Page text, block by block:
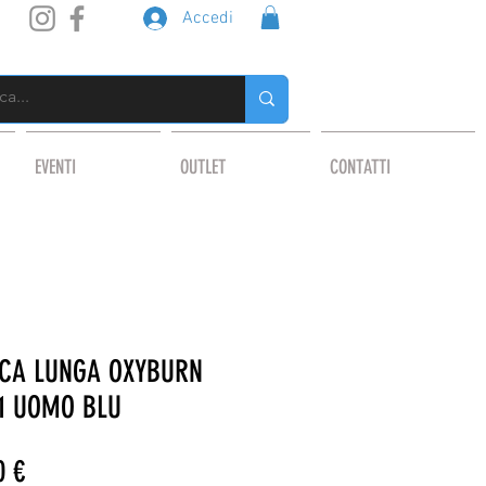
Accedi
EVENTI OUTLET CONTATTI
LUNGA OXYBURN
UOMO BLU
€Prezzo